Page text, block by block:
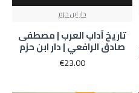
دار ابن حزم
تاريخ آداب العرب | مصطفى
صادق الرافعي | دار ابن حزم
€23.00